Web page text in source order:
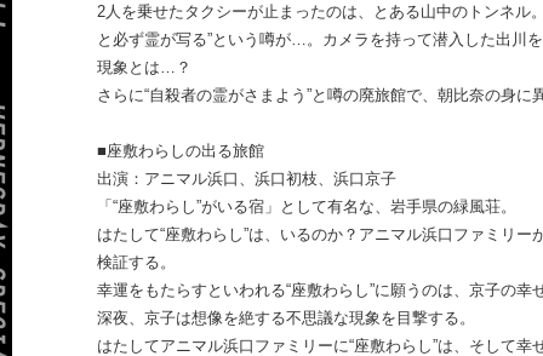
2人を乗せたタクシーが止まったのは、とある山中のトンネル
と必ず霊が写る”という噂が…。カメラを持って潜入した出川
現象とは…？
さらに“自殺者の霊がさまよう”と噂の廃旅館で、朝比奈の身
■座敷わらしの出る旅館
出演：アニマル浜口、浜口初枝、浜口京子
「“座敷わらし”がいる宿」として有名な、岩手県の緑風荘。
はたして“座敷わらし”は、いるのか？アニマル浜口ファミリー
検証する。
幸運をもたらすといわれる“座敷わらし”に願うのは、京子の幸
深夜、京子は想像を絶する不思議な現象を目撃する。
はたしてアニマル浜口ファミリーに“座敷わらし”は、そして幸